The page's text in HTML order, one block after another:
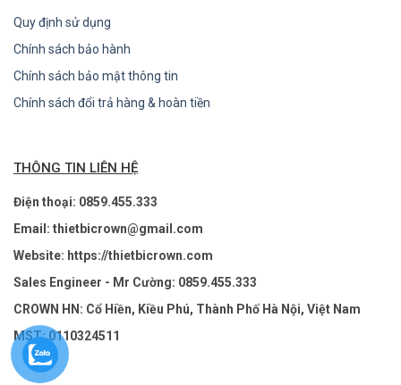
Quy định sử dụng
Chính sách bảo hành
Chính sách bảo mật thông tin
Chính sách đổi trả hàng & hoàn tiền
THÔNG TIN LIÊN HỆ
Điện thoại: 0859.455.333
Email: thietbicrown@gmail.com
Website: https://thietbicrown.com
Sales Engineer - Mr Cường: 0859.455.333
CROWN HN: Cổ Hiền, Kiều Phú, Thành Phố Hà Nội, Việt Nam
MST: 0110324511